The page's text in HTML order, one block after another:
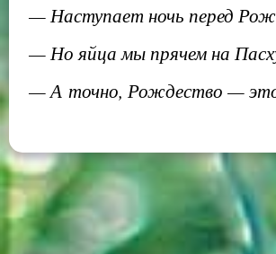
— Наступает ночь перед
— Но яйца мы прячем на
— А точно, Рождество —